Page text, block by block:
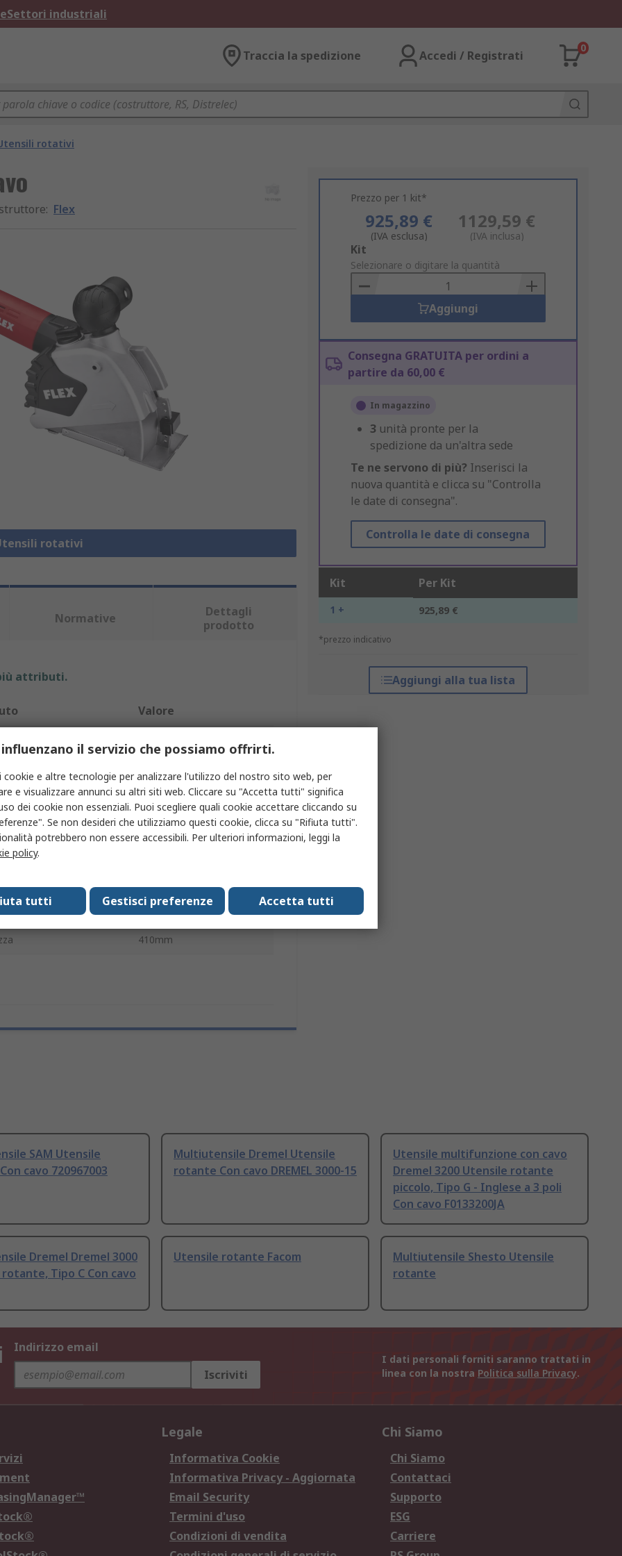
Settori industriali
Traccia la spedizione Accedi / Registrati
0
rotativi
: Flex
rotativi
Prezzo per 1 kit*
925,89 €
(IVA esclusa)
1129,59 €
(IVA inclusa)
Add
to
Basket
Kit
Selezionare o digitare la quantità
Aggiungi
Consegna GRATUITA per ordini a
partire da 60,00 €
In magazzino
3 unità pronte per la
spedizione da un'altra sede
Te ne servono di più? Inserisci la
nuova quantità e clicca su "Controlla
le date di consegna".
Controlla le date di consegna
Kit Per Kit
1 + 925,89 €
*prezzo indicativo
Aggiungi alla tua lista
Normative
Dettagli
prodotto
attributi.
Valore
Utensile rotante
filo Con cavo
230V
410mm
SAM Utensile
cavo 720967003
Multiutensile Dremel Utensile
rotante Con cavo DREMEL 3000-15
Utensile multifunzione con cavo
Dremel 3200 Utensile rotante
piccolo, Tipo G - Inglese a 3 poli
Con cavo F0133200JA
Dremel Dremel 3000
Tipo C Con cavo
Utensile rotante Facom
Multiutensile Shesto Utensile
rotante
Indirizzo email
Iscriviti
I dati personali forniti saranno trattati in
linea con la nostra Politica sulla Privacy.
Legale
Informativa Cookie
Informativa Privacy - Aggiornata
Email Security
Termini d'uso
Condizioni di vendita
Chi Siamo
Chi Siamo
Contattaci
Supporto
ESG
Carriere
il servizio che possiamo offrirti.
cookie e altre tecnologie per analizzare l'utilizzo del nostro sito web, per
e visualizzare annunci su altri siti web. Cliccare su "Accetta tutti" significa
dei cookie non essenziali. Puoi scegliere quali cookie accettare cliccando su
Se non desideri che utilizziamo questi cookie, clicca su "Rifiuta tutti".
potrebbero non essere accessibili. Per ulteriori informazioni, leggi la
policy.
Accetta tutti
Gestisci preferenze
tutti